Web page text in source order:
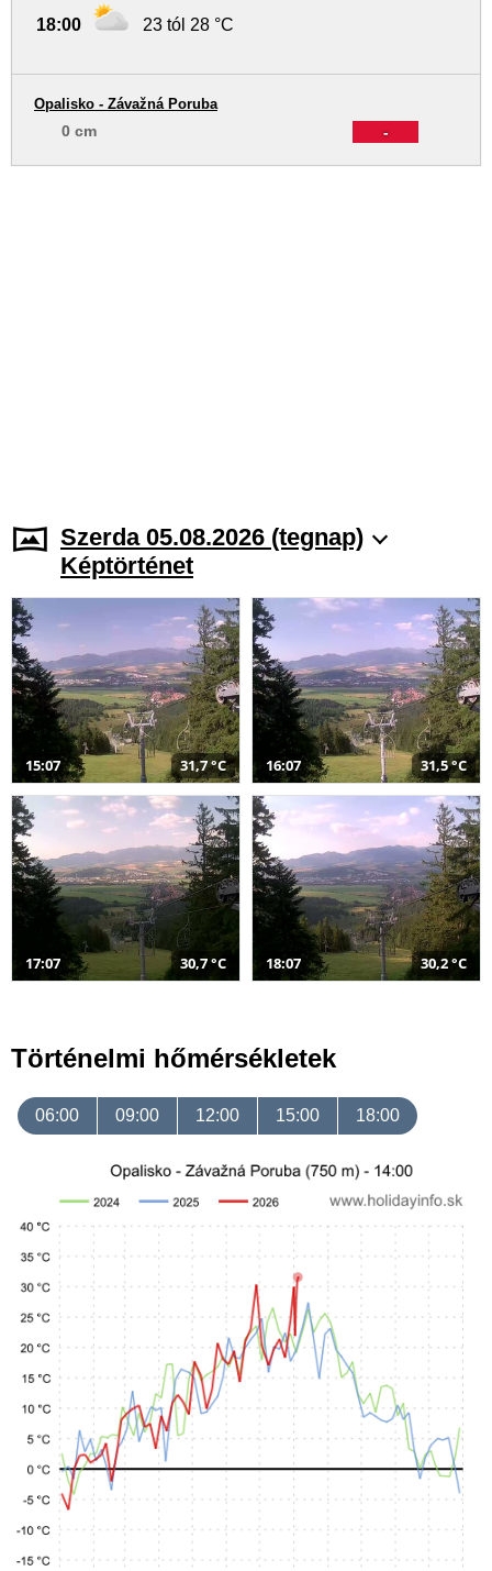
18:00 23 tól 28 °C
-
Opalisko - Závažná Poruba
0 cm
Szerda 05.08.2026 (tegnap)
Képtörténet
15:07 31,7 °C 16:07 31,5 °C
17:07 30,7 °C 18:07 30,2 °C
Történelmi hőmérsékletek
06:00 09:00 12:00 15:00 18:00